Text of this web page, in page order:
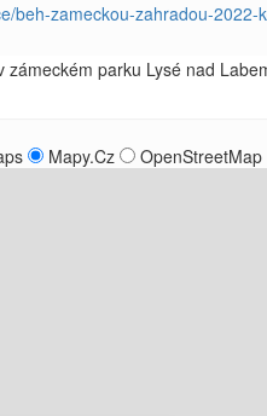
beh-zameckou-zahradou-
parku Lysé nad
Mapy.Cz OpenStreetMap